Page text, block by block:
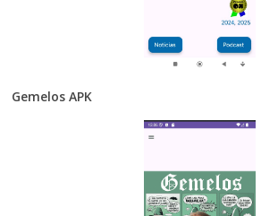
Gemelos APK